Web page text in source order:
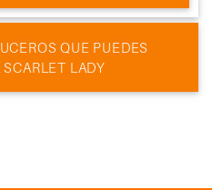
QUE PUEDES
LADY